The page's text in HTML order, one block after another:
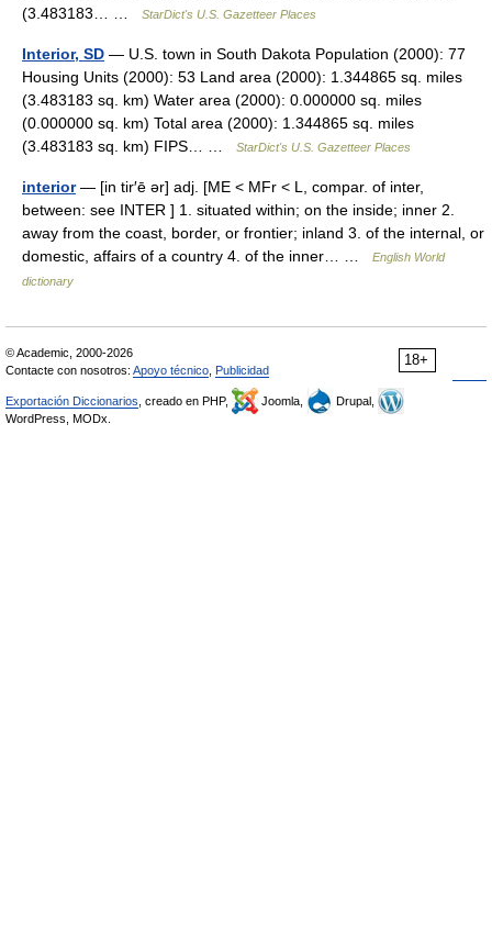
(3.483183… …
StarDict's U.S. Gazetteer Places
Interior, SD — U.S. town in South Dakota Population (2000): 77
Housing Units (2000): 53 Land area (2000): 1.344865 sq. miles
(3.483183 sq. km) Water area (2000): 0.000000 sq. miles
(0.000000 sq. km) Total area (2000): 1.344865 sq. miles
(3.483183 sq. km) FIPS… …
StarDict's U.S. Gazetteer Places
interior— [in tir′ē ər] adj. [ME < MFr < L, compar. of inter,
between: see INTER ] 1. situated within; on the inside; inner 2.
away from the coast, border, or frontier; inland 3. of the internal, or
domestic, affairs of a country 4. of the inner… …
English World
dictionary
18+
© Academic, 2000-2026
Contacte con nosotros: Apoyo técnico Publicidad
Exportación Diccionarios , creado en PHP, Joomla,
Drupal,
WordPress, MODx.